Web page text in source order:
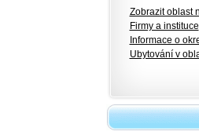
Zobrazit oblast
Firmy a instituce
Informace o
Ubytování v